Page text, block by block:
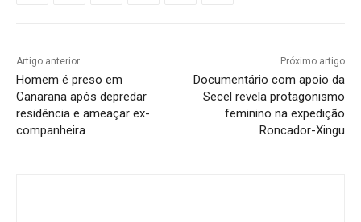
Artigo anterior
Homem é preso em
Canarana após depredar
residência e ameaçar ex-
companheira
Próximo artigo
Documentário com apoio da
Secel revela protagonismo
feminino na expedição
Roncador-Xingu